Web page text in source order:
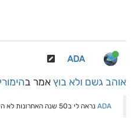
ADA
אוהב גשם ולא בוץ אמר ב
ADA נראה לי ב50 שנה האחרונות לא היה 1300 מ"מ בירושלים